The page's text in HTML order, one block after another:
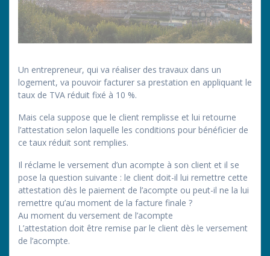
Un entrepreneur, qui va réaliser des travaux dans un
logement, va pouvoir facturer sa prestation en appliquant le
taux de TVA réduit fixé à 10 %.
Mais cela suppose que le client remplisse et lui retourne
l’attestation selon laquelle les conditions pour bénéficier de
ce taux réduit sont remplies.
Il réclame le versement d’un acompte à son client et il se
pose la question suivante : le client doit-il lui remettre cette
attestation dès le paiement de l’acompte ou peut-il ne la lui
remettre qu’au moment de la facture finale ?
Au moment du versement de l’acompte
L’attestation doit être remise par le client dès le versement
de l’acompte.